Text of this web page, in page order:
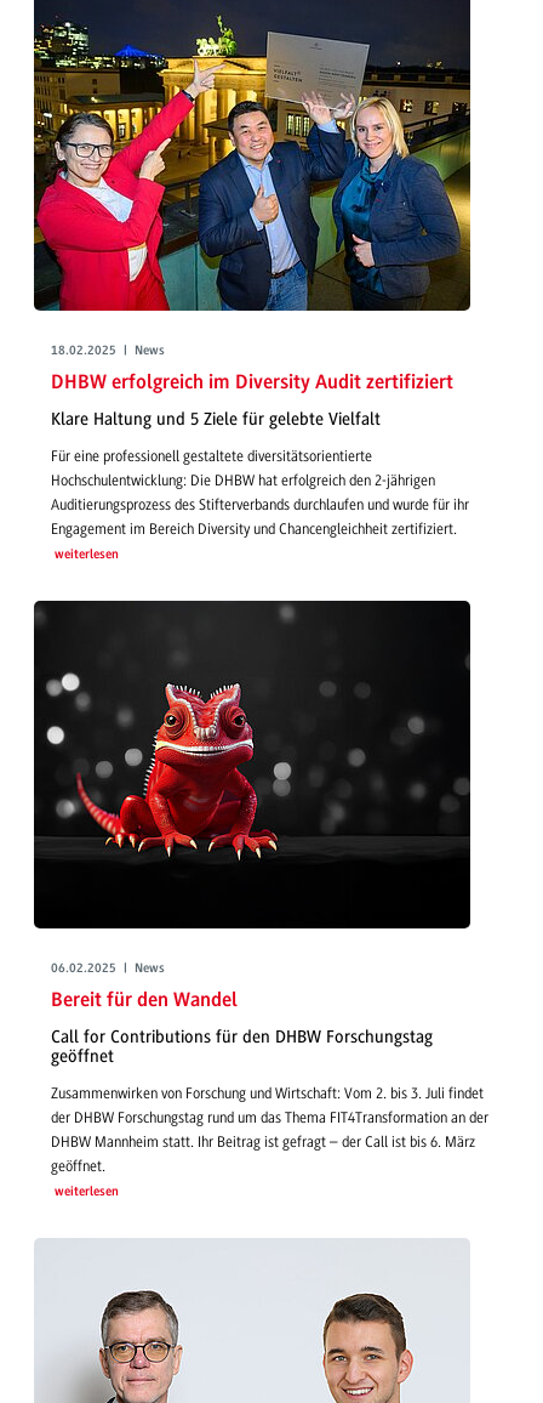
18.02.2025 | News
DHBW erfolgreich im Diversity Audit zertifiziert
Klare Haltung und 5 Ziele für gelebte Vielfalt
Für eine professionell gestaltete diversitätsorientierte
Hochschulentwicklung: Die DHBW hat erfolgreich den 2-jährigen
Auditierungsprozess des Stifterverbands durchlaufen und wurde für ihr
Engagement im Bereich Diversity und Chancengleichheit zertifiziert.
weiterlesen
06.02.2025 | News
Bereit für den Wandel
Call for Contributions für den DHBW Forschungstag
geöffnet
Zusammenwirken von Forschung und Wirtschaft: Vom 2. bis 3. Juli findet
der DHBW Forschungstag rund um das Thema FIT4Transformation an der
DHBW Mannheim statt. Ihr Beitrag ist gefragt – der Call ist bis 6. März
geöffnet.
weiterlesen